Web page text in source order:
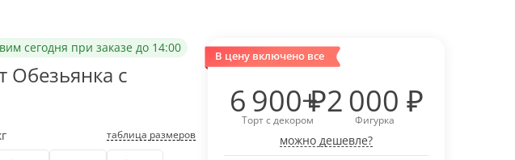
сегодня при заказе до 14:00
Обезьянка с
таблица размеров
В цену включено все
Торт с декором
6 900 ₽ Фигурка
2 000 ₽
можно дешевле?